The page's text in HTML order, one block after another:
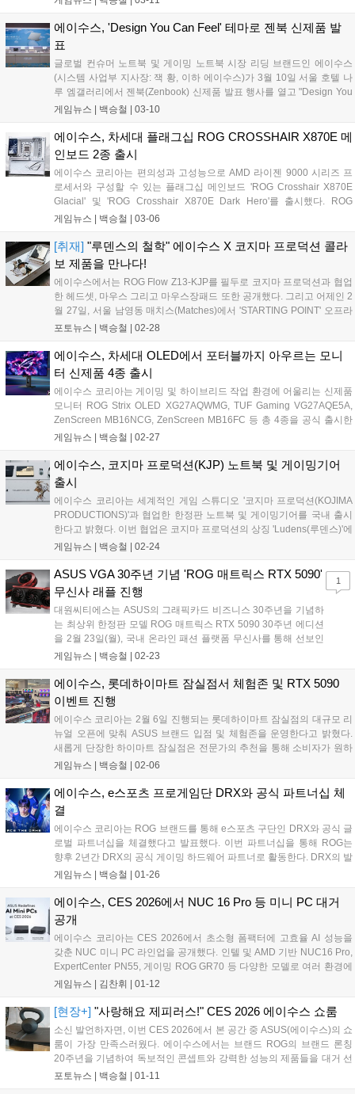
메모리 성능 그리고 확장성과 사용자 편의성을 제공하는 것에 초점을 맞
춘 리프레시 모델이다. NitroPath DRAM 기술을 적용하여 신호 무결성
을 높여 고클럭 메모리 및 안정적인 오버클럭을 지원한다. 또한 PCIe 5.0
기반 그래픽카드 및 스토리지 재배분을 통해 확장성을 확보하였다....
에이수스, 'Design You Can Feel' 테마로 젠북 신제품 발
표
글로벌 컨슈머 노트북 및 게이밍 노트북 시장 리딩 브랜드인 에이수스
(시스템 사업부 지사장: 잭 황, 이하 에이수스)가 3월 10일 서울 호텔 나
루 엠갤러리에서 젠북(Zenbook) 신제품 발표 행사를 열고 "Design You
Can Feel"을 테마로 한 새로운 젠북 라인업과 제품 디자인 철학을 공개
철학을 공유하는 자리로, 젠북 라인업의 소재 혁신과 사용자 경험을 현
장에서 직접 체감할 수 있도록 전시 및 체험 중심으로 구성됐다....
게임뉴스 | 백승철 | 03-10
에이수스, 차세대 플래그십 ROG CROSSHAIR X870E 메
인보드 2종 출시
에이수스 코리아는 편의성과 고성능으로 AMD 라이젠 9000 시리즈 프
로세서와 구성할 수 있는 플래그십 메인보드 'ROG Crosshair X870E
Glacial' 및 'ROG Crosshair X870E Dark Hero'를 출시했다. ROG
Crosshair 메인보드 시리즈는 20년의 역사를 바탕으로 하이엔드 부품,
스와 뛰어난 성능을 갖춘 라인업이다. 특히 이번 신제품에는 DDR5 메모
리 성능을 끌어올리는 NitroPath DRAM 기술과 조립 편의성을 개선한
AIO Q-Connector 등 최신 기술이 대거 적용된 것이 특징이다....
게임뉴스 | 백승철 | 03-06
[취재] "루덴스의 철학" 에이수스 X 코지마 프로덕션 콜라
보 제품을 만나다!
에이수스에서는 ROG Flow Z13-KJP를 필두로 코지마 프로덕션과 협업
한 헤드셋, 마우스 그리고 마우스장패드 또한 공개했다. 그리고 어제인 2
월 27일, 서울 남영동 매치스(Matches)에서 'STARTING POINT' 오프라
인 이벤트를 진행했다. ROG Flow Z13-KJP는 코지마 프로덕션의 '신카
늄 섀시와 카본 파이버 액센트, 그리고 제품 곳곳에 각인된 타이포그래
피와 금빛 포인트는 게임 속 장비를 그대로 옮겨온 듯한 디테일을 보여
준다. 단순히 하이엔드 장비를 뛰어넘어, 하나의 테크 오브제로서의 역
할 또한 고려하여 제작된듯하다....
포토뉴스 | 백승철 | 02-28
에이수스, 차세대 OLED에서 포터블까지 아우르는 모니
터 신제품 4종 출시
에이수스 코리아는 게이밍 및 하이브리드 작업 환경에 어울리는 신제품
모니터 ROG Strix OLED XG27AQWMG, TUF Gaming VG27AQE5A,
ZenScreen MB16NCG, ZenScreen MB16FC 등 총 4종을 공식 출시한
다고 밝혔다. 'ROG Strix OLED XG27AQWMG'는 27인치 크기에 QHD
'탠덤(Tandem) OLED' 기술을 적용해 기존 세대 WOLED 패널 대비 15%
향상된 피크 밝기와 25% 확장된 컬러 영역, 60% 더 긴 OLED 수명을 제
공하는 것이 특징이다....
게임뉴스 | 백승철 | 02-27
에이수스, 코지마 프로덕션(KJP) 노트북 및 게이밍기어
출시
에이수스 코리아는 세계적인 게임 스튜디오 '코지마 프로덕션(KOJIMA
PRODUCTIONS)'과 협업한 한정판 노트북 및 게이밍기어를 국내 출시
한다고 밝혔다. 이번 협업은 코지마 프로덕션의 상징 'Ludens(루덴스)'에
서 영감을 받아 ROG의 도전 정신을 담은 메시지 'For Ludens Who
KJP는 코지마 프로덕션 디자인을 담은 한정판 스페셜 에디션으로 전설
적인 아티스트 신카와 요지의 컨셉 아트 기반 디자인 요소를 제품 디테
일에 적용해 협업 아이덴티티를 강화했다. 또한 전용 케이스와 커스텀
패키징, 맞춤형 전원 어댑터, Armoury Crate 전용 테마 등 스페셜 에디션
만의 구성을 제공해 소장 가치를 높였다....
게임뉴스 | 백승철 | 02-24
ASUS VGA 30주년 기념 'ROG 매트릭스 RTX 5090'
무신사 래플 진행
대원씨티에스는 ASUS의 그래픽카드 비즈니스 30주년을 기념하
는 최상위 한정판 모델 ROG 매트릭스 RTX 5090 30주년 에디션
을 2월 23일(월), 국내 온라인 패션 플랫폼 무신사를 통해 선보인
다. 이번에 선보이는 'ROG 매트릭스 RTX 5090 30주년 에디션'은
을 집대성한 제품이다. 엔비디아의 최신 플래그십 GPU인
GeForce RTX 5090을 기반으로, ASUS만의 독보적인 쿨링 솔루
션과 프리미엄 디자인이 적용되었다....
게임뉴스 | 백승철 | 02-23
1
에이수스, 롯데하이마트 잠실점서 체험존 및 RTX 5090
이벤트 진행
에이수스 코리아는 2월 6일 진행되는 롯데하이마트 잠실점의 대규모 리
뉴얼 오픈에 맞춰 ASUS 브랜드 입점 및 체험존을 운영한다고 밝혔다.
새롭게 단장한 하이마트 잠실점은 전문가의 추천을 통해 소비자가 원하
는 사양으로 맞춤형 조립 PC를 구매할 수 있는 전용 공간인 '조립 PC
ROG(Republic of Gamers)를 비롯해 TUF Gaming, ProArt, Prime 등 다
양한 제품 라인업을 전시하고, 신뢰성 높은 고성능 PC를 구성할 수 있는
'Powered by ASUS' PC 솔루션을 선보인다....
게임뉴스 | 백승철 | 02-06
에이수스, e스포츠 프로게임단 DRX와 공식 파트너십 체
결
에이수스 코리아는 ROG 브랜드를 통해 e스포츠 구단인 DRX와 공식 글
로벌 파트너십을 체결했다고 발표했다. 이번 파트너십을 통해 ROG는
향후 2년간 DRX의 공식 게이밍 하드웨어 파트너로 활동한다. DRX의 발
로란트(Valorant) 및 리그 오브 레전드(League of Legends) 팀을 비롯해
경기에서 ROG의 신기술이 적용된 게이밍 기어를 사용하게 된다....
게임뉴스 | 백승철 | 01-26
에이수스, CES 2026에서 NUC 16 Pro 등 미니 PC 대거
공개
에이수스 코리아는 CES 2026에서 초소형 폼팩터에 고효율 AI 성능을
갖춘 NUC 미니 PC 라인업을 공개했다. 인텔 및 AMD 기반 NUC16 Pro,
ExpertCenter PN55, 게이밍 ROG GR70 등 다양한 모델로 여러 환경에
강력한 성능과 확장성을 제공한다....
게임뉴스 | 김찬휘 | 01-12
[현장+] "사랑해요 제피러스!" CES 2026 에이수스 쇼룸
소신 발언하자면, 이번 CES 2026에서 본 공간 중 ASUS(에이수스)의 쇼
룸이 가장 만족스러웠다. 에이수스에서는 브랜드 ROG의 브랜드 론칭
20주년을 기념하여 독보적인 콘셉트와 강력한 성능의 제품들을 대거 선
보였다. 특히 240Hz 마이크로 OLED를 탑재한 ROG XREAL R1 AR 게
포토뉴스 | 백승철 | 01-11